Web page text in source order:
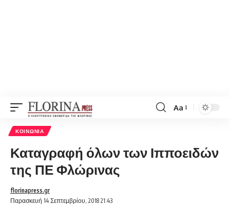
Font
Aa
ΚΟΙΝΩΝΊΑ
Καταγραφή όλων των Ιπποειδών
της ΠΕ Φλώρινας
Παρασκευή 14 Σεπτεμβρίου, 2018 21:43
florinapress.gr